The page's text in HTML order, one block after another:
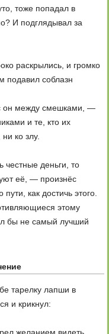
тоже попадал в
И подглядывал за
раскрылись, и громко
подавил соблазн
он между смешками, —
и те, кто их
ко злу.
честные деньги, то
её, — произнёс
как достичь этого.
этому
бы не самый лучший
тарелку лапши в
и крикнул: